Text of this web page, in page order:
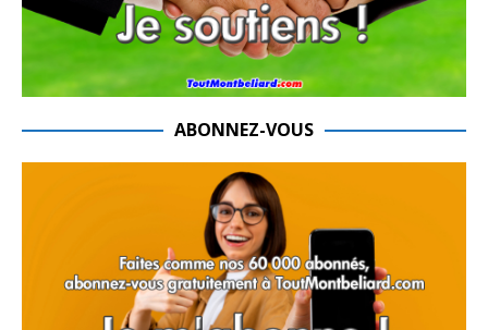
ABONNEZ-VOUS